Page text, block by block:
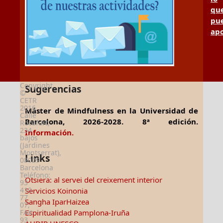
Sugerencias
Máster de Mindfulness en la Universidad de
Barcelona, 2026-2028. 8ª edición.
Información.
Links
Otsiera: al servei del creixement interior
Servicios Koinonia
Sangha IparHaizea
Espiritualidad Pamplona-Iruña
Copyright
©
CETR
2016
Calle
Rocafort,
234
bajos
(Jardines
Montserrat),
08029
Barcelona
Teléfono:
93
410
77
07;
FAX:
93